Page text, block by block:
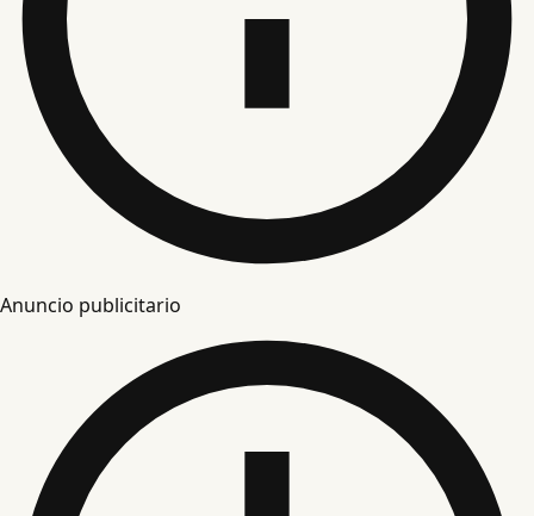
Anuncio publicitario